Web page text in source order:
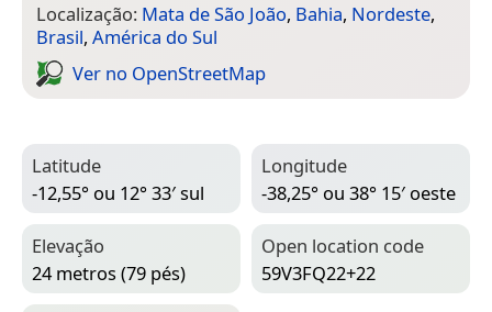
Localização: Mata de São João, Bahia, Nordeste,
Brasil, América do Sul
Ver no Open­Street­Map
Latitude
-12,55° ou 12° 33′ sul
Longitude
-38,25° ou 38° 15′ oeste
Elevação
24 metros (79 pés)
Open location code
59V3FQ22+22